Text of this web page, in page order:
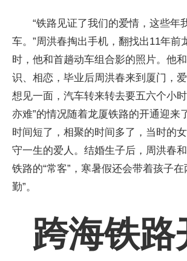
“铁路见证了我们的爱情，这些年
车。”周洪春掏出手机，翻找出11年前
时，他和首趟动车组合影的照片。他
识、相恋，毕业后周洪春来到厦门，
想见一面，汽车转来转去要五六个小
亦难”的情况随着龙厦铁路的开通迎来
时间短了，相聚的时间多了，当时的
守一生的爱人。结婚生子后，周洪春
铁路的“常客”，寒暑假还会带着孩子在
勤”。
跨海铁路